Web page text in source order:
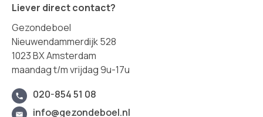
Liever direct contact?
Gezondeboel
Nieuwendammerdijk 528
1023 BX Amsterdam
maandag t/m vrijdag 9u-17u
020-854 51 08
info@gezondeboel.nl